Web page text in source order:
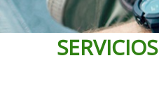
SERVICIOS